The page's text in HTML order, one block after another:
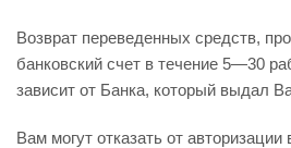
Возврат переведенных средств,
банковский счет в течение 5—30
зависит от Банка, который выдал
Вам могут отказать от авторизации